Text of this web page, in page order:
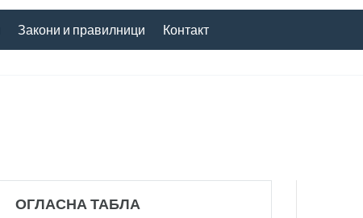
Закони и правилници Контакт
ОГЛАСНА ТАБЛА